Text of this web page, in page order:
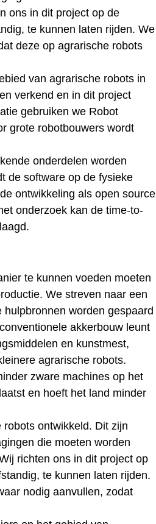
ons in dit project op de
te kunnen laten rijden. We
deze op agrarische robots
van agrarische robots in
verkend en in dit project
gebruiken we Robot
grote robotbouwers wordt
onderdelen worden
de software op de fysieke
ontwikkeling als open source
onderzoek kan de time-to-
te kunnen voeden moeten
We streven naar een
worden gespaard
akkerbouw leunt
en kunstmest,
agrarische robots.
zware machines op het
en hoeft het land minder
ontwikkeld. Dit zijn
die moeten worden
richten ons in dit project op
te kunnen laten rijden.
nodig aanvullen, zodat